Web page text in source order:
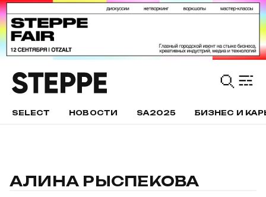
SELECT НОВОСТИ SA2025 БИЗНЕС И
АЛИНА РЫСПЕКОВА